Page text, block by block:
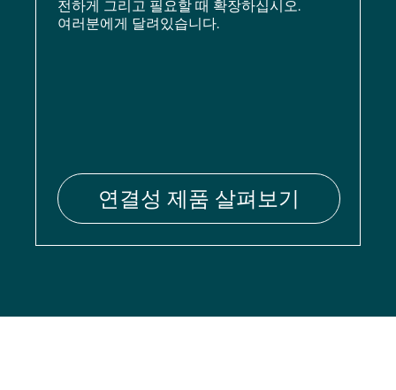
전하게 그리고 필요할 때 확장하십시오.
여러분에게 달려있습니다.
연결성 제품 살펴보기